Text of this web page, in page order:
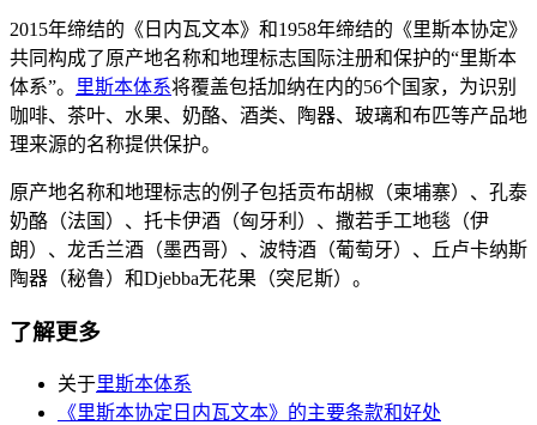
2015年缔结的《日内瓦文本》和1958年缔结的《里斯本协定》
共同构成了原产地名称和地理标志国际注册和保护的“里斯本
体系”。
里斯本体系将覆盖包括加纳在内的56个国家，为识别
咖啡、茶叶、水果、奶酪、酒类、陶器、玻璃和布匹等产品地
理来源的名称提供保护。
原产地名称和地理标志的例子包括贡布胡椒（柬埔寨）、孔泰
奶酪（法国）、托卡伊酒（匈牙利）、撒若手工地毯（伊
朗）、龙舌兰酒（墨西哥）、波特酒（葡萄牙）、丘卢卡纳斯
陶器（秘鲁）和Djebba无花果（突尼斯）。
了解更多
关于里斯本体系
《里斯本协定日内瓦文本》的主要条款和好处